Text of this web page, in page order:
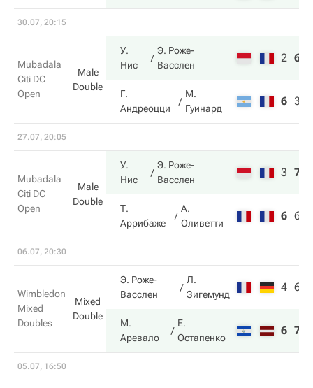
30.07, 20:15
Mubadala
Citi DC
Open
Male
Double
У.
Нис
Э. Роже-
Васслен
2 6
Г.
Андреоцци
М.
Гуинард
6 3
27.07, 20:05
Mubadala
Citi DC
Open
Male
Double
У.
Нис
Э. Роже-
Васслен
3 7
Т.
Аррибаже
А.
Оливетти
6 6
06.07, 20:30
Wimbledon
Mixed
Doubles
Mixed
Double
Э. Роже-
Васслен
Л.
Зигемунд
4 6
М.
Аревало
Е.
Остапенко
6 7
05.07, 16:50